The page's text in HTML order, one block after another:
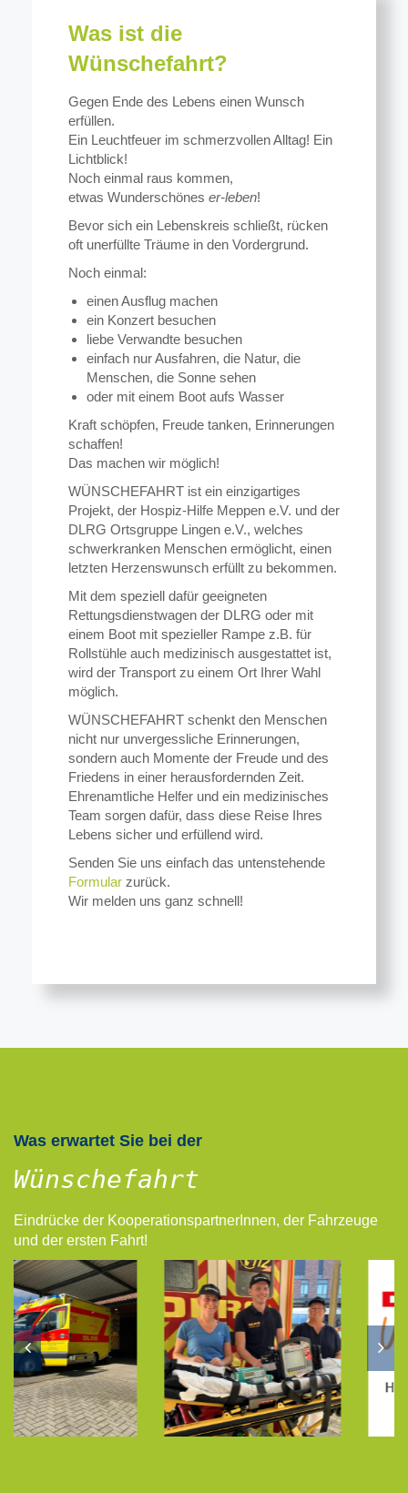
Was ist die
Wünschefahrt?
Gegen Ende des Lebens einen Wunsch
erfüllen.
Ein Leuchtfeuer im schmerzvollen Alltag! Ein
Lichtblick!
Noch einmal raus kommen,
etwas Wunderschönes er-leben!
Bevor sich ein Lebenskreis schließt, rücken
oft unerfüllte Träume in den Vordergrund.
Noch einmal:
einen Ausflug machen
ein Konzert besuchen
liebe Verwandte besuchen
einfach nur Ausfahren, die Natur, die
Menschen, die Sonne sehen
oder mit einem Boot aufs Wasser
Kraft schöpfen, Freude tanken, Erinnerungen
schaffen!
Das machen wir möglich!
WÜNSCHEFAHRT ist ein einzigartiges
Projekt, der Hospiz-Hilfe Meppen e.V. und der
DLRG Ortsgruppe Lingen e.V., welches
schwerkranken Menschen ermöglicht, einen
letzten Herzenswunsch erfüllt zu bekommen.
Mit dem speziell dafür geeigneten
Rettungsdienstwagen der DLRG oder mit
einem Boot mit spezieller Rampe z.B. für
Rollstühle auch medizinisch ausgestattet ist,
wird der Transport zu einem Ort Ihrer Wahl
möglich.
WÜNSCHEFAHRT schenkt den Menschen
nicht nur unvergessliche Erinnerungen,
sondern auch Momente der Freude und des
Friedens in einer herausfordernden Zeit.
Ehrenamtliche Helfer und ein medizinisches
Team sorgen dafür, dass diese Reise Ihres
Lebens sicher und erfüllend wird.
Senden Sie uns einfach das untenstehende
Formular zurück.
Wir melden uns ganz schnell!
Was erwartet Sie bei der
Wünschefahrt
Eindrücke der KooperationspartnerInnen, der Fahrzeuge
und der ersten Fahrt!